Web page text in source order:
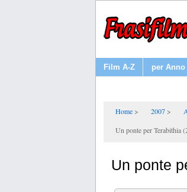
Film A-Z per Anno
Home 2007
Un ponte per Terabithia
Un ponte